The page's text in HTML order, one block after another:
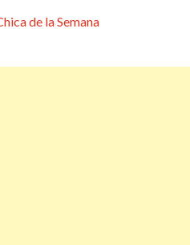
de la Semana